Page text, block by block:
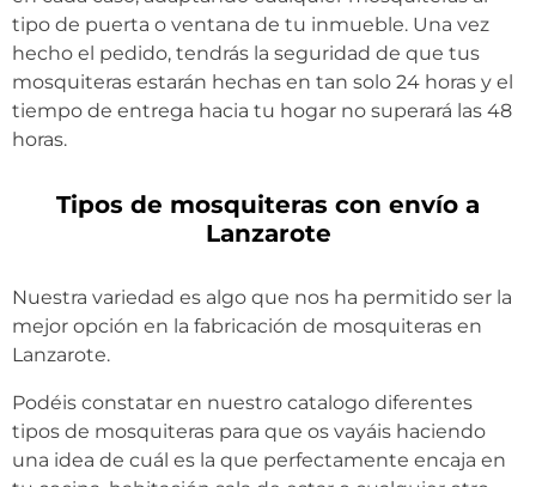
tipo de puerta o ventana de tu inmueble. Una vez
hecho el pedido, tendrás la seguridad de que tus
mosquiteras estarán hechas en tan solo 24 horas y el
tiempo de entrega hacia tu hogar no superará las 48
horas.
Tipos de mosquiteras con envío a
Lanzarote
Nuestra variedad es algo que nos ha permitido ser la
mejor opción en la fabricación de mosquiteras en
Lanzarote.
Podéis constatar en nuestro catalogo diferentes
tipos de mosquiteras para que os vayáis haciendo
una idea de cuál es la que perfectamente encaja en